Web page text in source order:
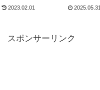
2023.02.01 2025.05.31
スポンサーリンク